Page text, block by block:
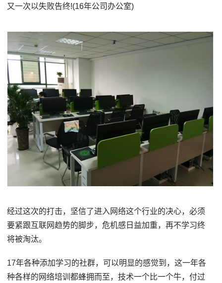
又一次以失败告终!(16年公司办公室)
经过这次的打击，坚信了进入网络这个行业的决心，必须
要紧跟互联网趋势的脚步，危机感日益加重，再不学习终
将被淘汰。
17年各种添加学习的社群，可以明显的感觉到，这一年各
种各样的网络培训都蜂拥而至，技术一个比一个牛，付过